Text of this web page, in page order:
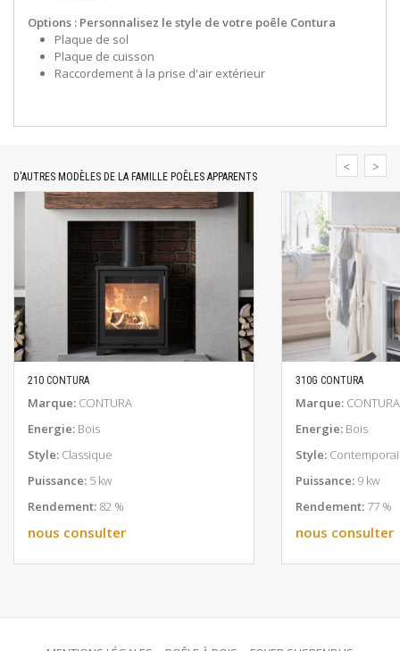
Options : Personnalisez le style de votre poêle Contura
Plaque de sol
Plaque de cuisson
Raccordement à la prise d'air extérieur
D'AUTRES MODÈLES DE LA FAMILLE POÊLES APPARENTS
EN SAVOIR PLUS
210 CONTURA
Marque: CONTURA
Energie: Bois
Style: Classique
Puissance: 5 kw
Rendement: 82 %
nous consulter
EN
310G CONTURA
Marque: CONTURA
Energie: Bois
Style:
Puissance: 9 kw
Rendement: 77 %
nous consulter